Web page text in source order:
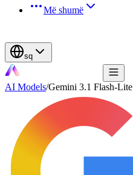
Më shumë
sq
AI Models/Gemini 3.1 Flash-Lite